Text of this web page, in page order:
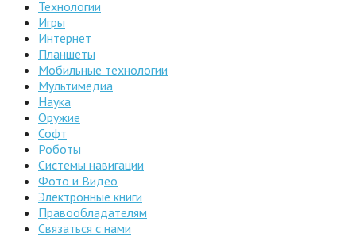
Технологии
Игры
Интернет
Планшеты
Мобильные технологии
Мультимедиа
Наука
Оружие
Софт
Роботы
Системы навигации
Фото и Видео
Электронные книги
Правообладателям
Связаться с нами